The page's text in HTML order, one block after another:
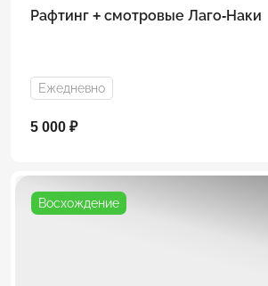
Рафтинг + смотровые Лаго-Наки
Ежедневно
5 000 ₽
Восхождение